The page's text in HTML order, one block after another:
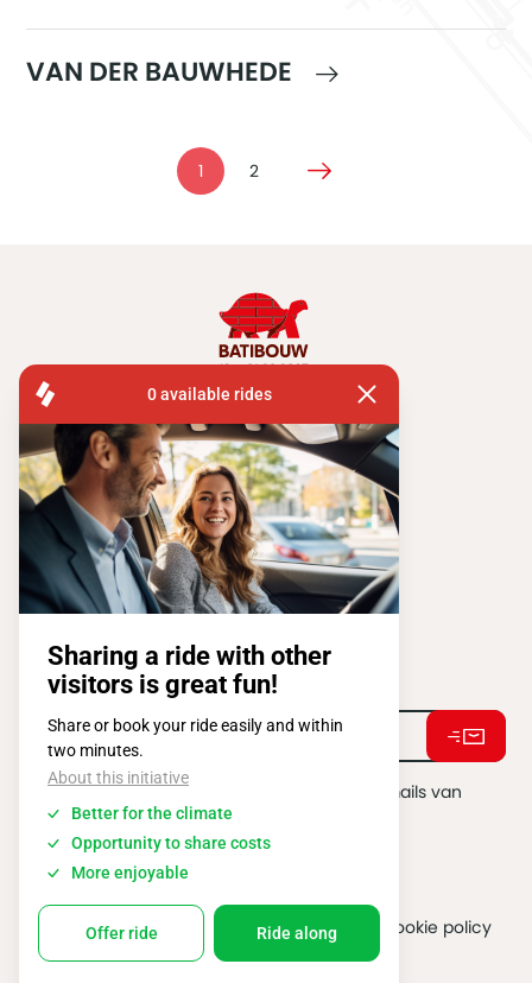
VAN DER BAUWHEDE
1 2
FISA OPERATIONS
ATOMIUMSQUARE, 1 PB 505
1020 BRUSSEL
Tel:+ 32 2 663 14 01
Stay connected !
Ik ga akkoord met het ontvangen van e-mails van
BATIBOUW.*
Algemene gebruiksvoorwaarden
Cookie policy